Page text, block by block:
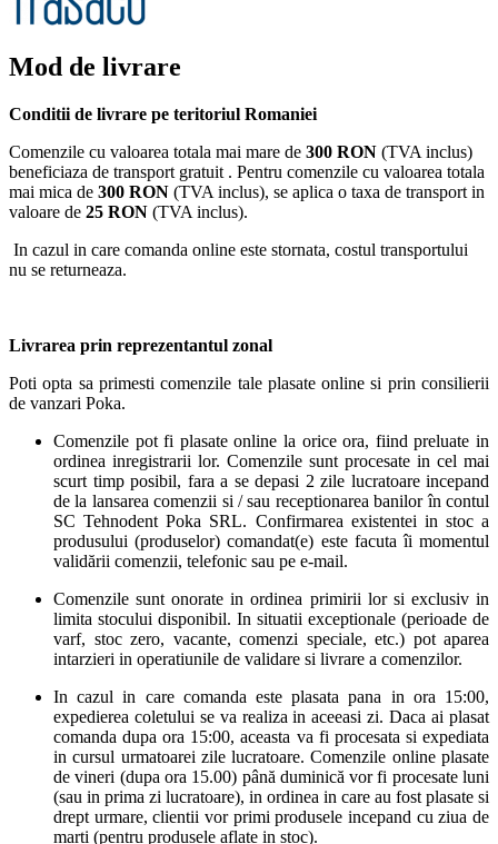
Mod de livrare
Conditii de livrare pe teritoriul Romaniei
Comenzile cu valoarea totala mai mare de 300 RON (TVA inclus)
beneficiaza de transport gratuit . Pentru comenzile cu valoarea totala
mai mica de 300 RON (TVA inclus), se aplica o taxa de transport in
valoare de 25 RON (TVA inclus).
In cazul in care comanda online este stornata, costul transportului
nu se returneaza.
Livrarea prin reprezentantul zonal
Poti opta sa primesti comenzile tale plasate online si prin consilierii
de vanzari Poka.
Comenzile pot fi plasate online la orice ora, fiind preluate in
ordinea inregistrarii lor. Comenzile sunt procesate in cel mai
scurt timp posibil, fara a se depasi 2 zile lucratoare incepand
de la lansarea comenzii si / sau receptionarea banilor în contul
SC Tehnodent Poka SRL. Confirmarea existentei in stoc a
produsului (produselor) comandat(e) este facuta îi momentul
validării comenzii, telefonic sau pe e-mail.
Comenzile sunt onorate in ordinea primirii lor si exclusiv in
limita stocului disponibil. In situatii exceptionale (perioade de
varf, stoc zero, vacante, comenzi speciale, etc.) pot aparea
intarzieri in operatiunile de validare si livrare a comenzilor.
In cazul in care comanda este plasata pana in ora 15:00,
expedierea coletului se va realiza in aceeasi zi. Daca ai plasat
comanda dupa ora 15:00, aceasta va fi procesata si expediata
in cursul urmatoarei zile lucratoare. Comenzile online plasate
de vineri (dupa ora 15.00) până duminică vor fi procesate luni
(sau in prima zi lucratoare), in ordinea in care au fost plasate si
drept urmare, clientii vor primi produsele incepand cu ziua de
marti (pentru produsele aflate in stoc).